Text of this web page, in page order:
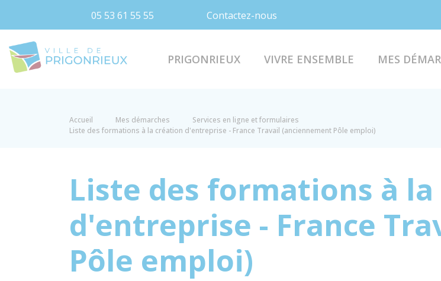
05 53 61 55 55 Contactez-nous
PRIGONRIEUX VIVRE ENSEMBLE MES
Accueil Mes démarches
Services en ligne et formulaires
Liste des formations à la création d'entreprise - France Travail (anciennement Pôle emploi)
Liste des formations à
d'entreprise - France
Pôle emploi)